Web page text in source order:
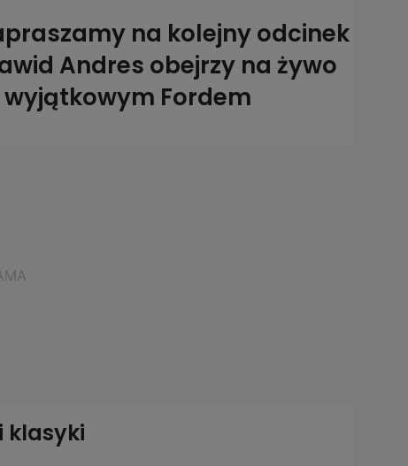
na kolejny odcinek
Andres obejrzy na żywo
wyjątkowym Fordem
klasyki